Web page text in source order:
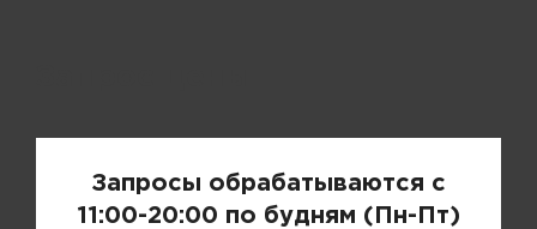
Запросы обрабатываются с
11:00-20:00 по будням (Пн-Пт)